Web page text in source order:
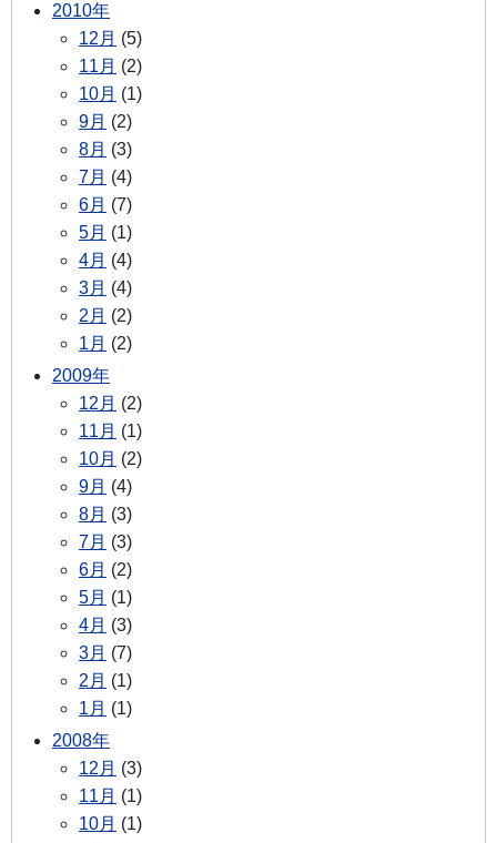
2010年
12月 (5)
11月 (2)
10月 (1)
9月 (2)
8月 (3)
7月 (4)
6月 (7)
5月 (1)
4月 (4)
3月 (4)
2月 (2)
1月 (2)
2009年
12月 (2)
11月 (1)
10月 (2)
9月 (4)
8月 (3)
7月 (3)
6月 (2)
5月 (1)
4月 (3)
3月 (7)
2月 (1)
1月 (1)
2008年
12月 (3)
11月 (1)
10月 (1)